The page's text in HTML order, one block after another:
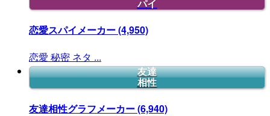
パイ
恋愛スパイメーカー(4,950)
恋愛 秘密 ネタ ...
友達
相性
友達相性グラフメーカー(6,940)